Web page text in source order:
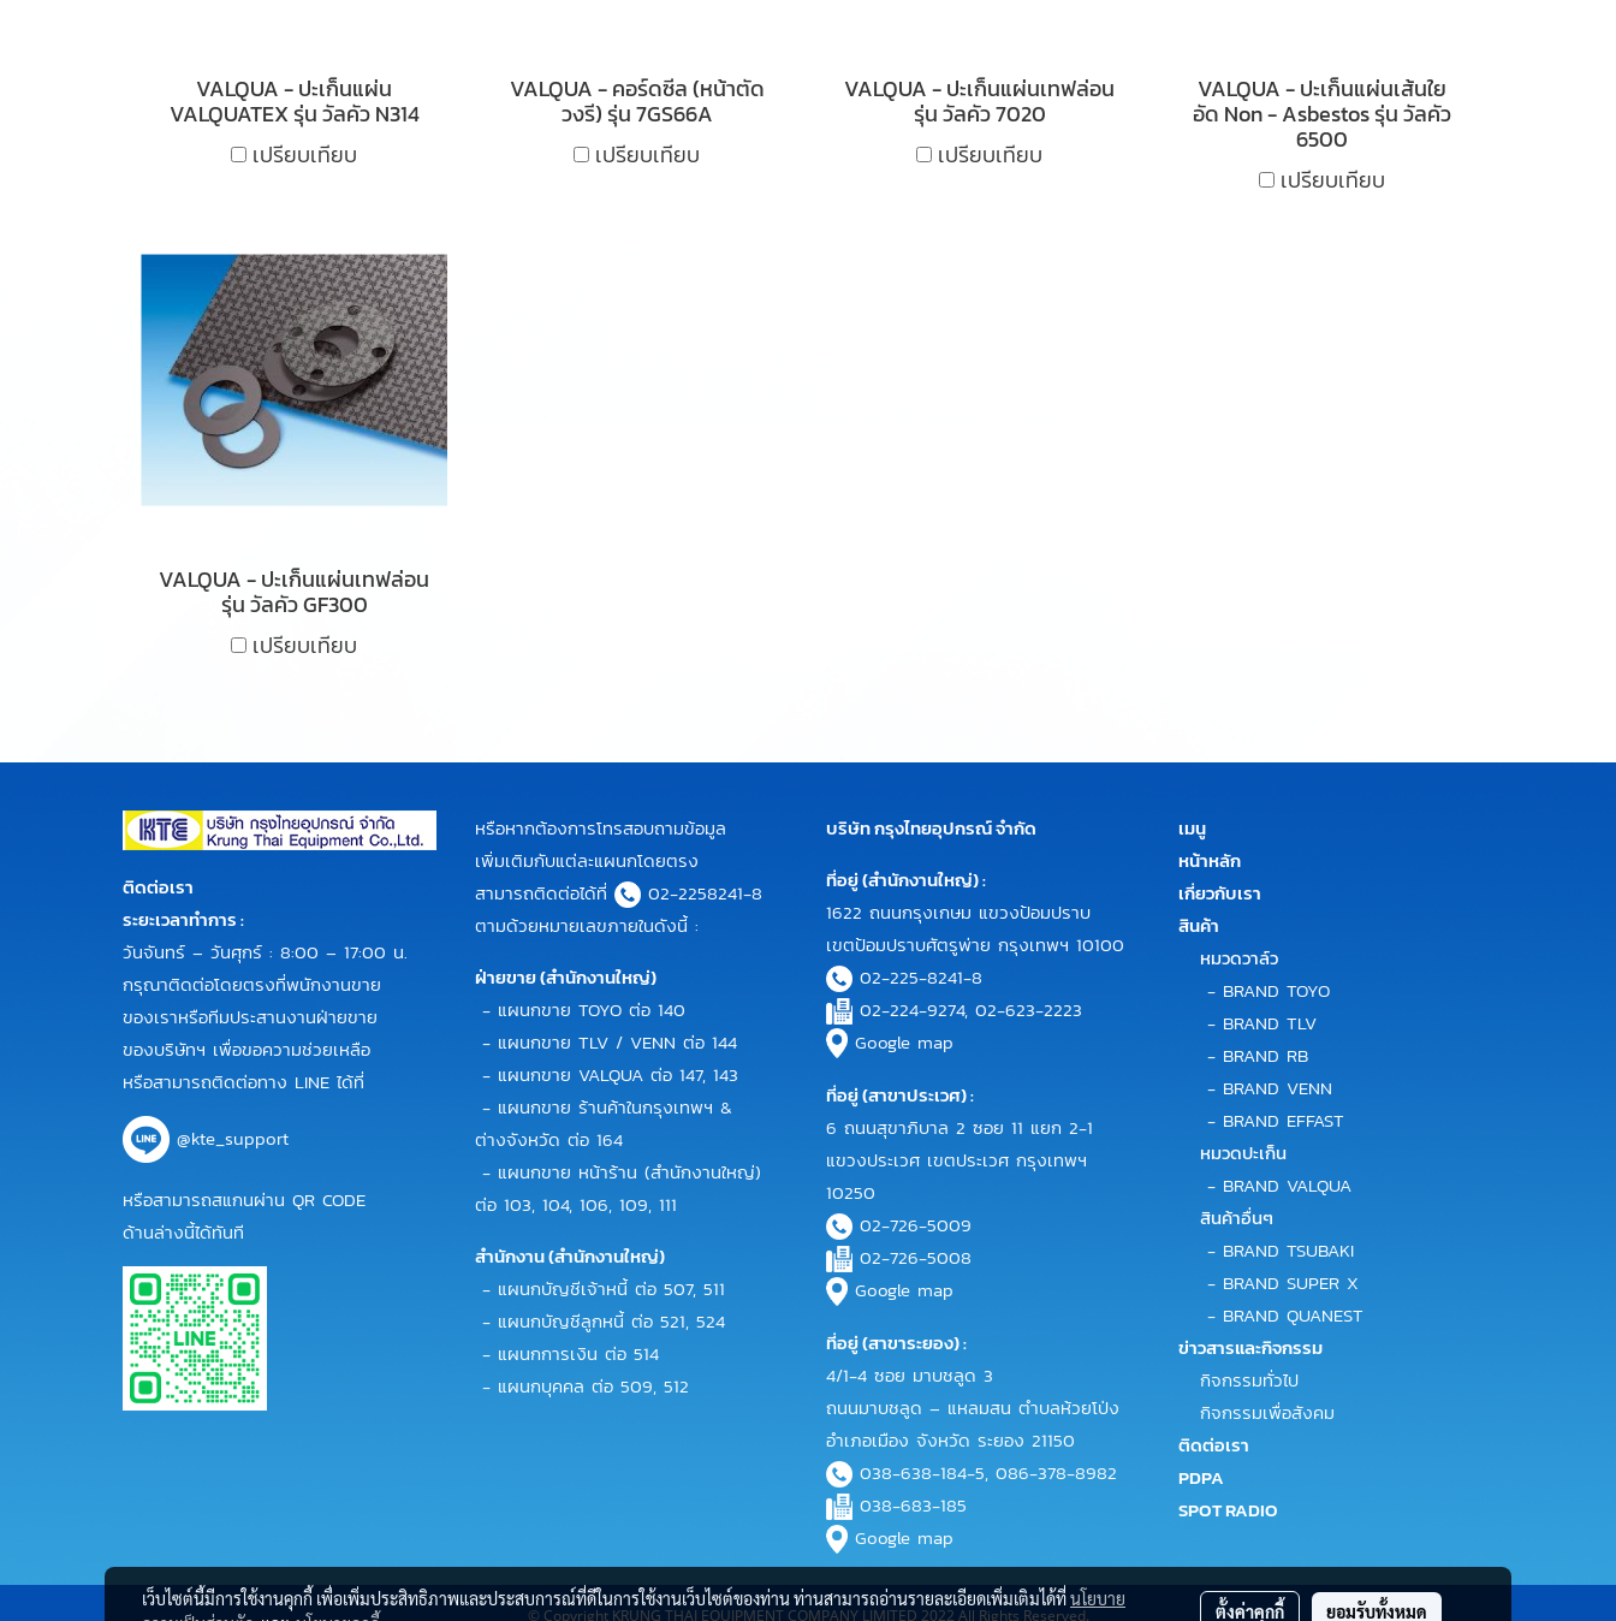
VALQUA - ปะเก็นแผ่น
VALQUATEX รุ่น วัลคัว N314
เปรียบเทียบ
VALQUA - คอร์ดซีล (หน้าตัด
วงรี) รุ่น 7GS66A
เปรียบเทียบ
VALQUA - ปะเก็นแผ่นเทฟล่อน
รุ่น วัลคัว 7020
เปรียบเทียบ
VALQUA - ปะเก็นแผ่นเส้นใย
อัด Non - Asbestos รุ่น วัลคัว
6500
เปรียบเทียบ
VALQUA - ปะเก็นแผ่นเทฟล่อน
รุ่น วัลคัว GF300
เปรียบเทียบ
ติดต่อเรา
ระยะเวลาทำการ :
วันจันทร์ – วันศุกร์ : 8:00 – 17:00 น.
กรุณาติดต่อโดยตรงที่พนักงานขาย
ของเราหรือทีมประสานงานฝ่ายขาย
ของบริษัทฯ เพื่อขอความช่วยเหลือ
หรือสามารถติดต่อทาง LINE ได้ที่
@kte_support
หรือสามารถสแกนผ่าน QR CODE
ด้านล่างนี้ได้ทันที
หรือหากต้องการโทรสอบถามข้อมูล
เพิ่มเติมกับแต่ละแผนกโดยตรง
สามารถติดต่อได้ที่
02-2258241-8
ตามด้วยหมายเลขภายในดังนี้ :
ฝ่ายขาย (สำนักงานใหญ่)
- แผนกขาย TOYO ต่อ 140
- แผนกขาย TLV / VENN ต่อ 144
- แผนกขาย VALQUA ต่อ 147, 143
- แผนกขาย ร้านค้าในกรุงเทพฯ &
ต่างจังหวัด ต่อ 164
- แผนกขาย หน้าร้าน (สำนักงานใหญ่)
ต่อ 103, 104, 106, 109, 111
สำนักงาน (สำนักงานใหญ่)
- แผนกบัญชีเจ้าหนี้ ต่อ 507, 511
- แผนกบัญชีลูกหนี้ ต่อ 521, 524
- แผนกการเงิน ต่อ 514
- แผนกบุคคล ต่อ 509, 512
บริษัท กรุงไทยอุปกรณ์ จำกัด
ที่อยู่ (สำนักงานใหญ่) :
1622 ถนนกรุงเกษม แขวงป้อมปราบ
เขตป้อมปราบศัตรูพ่าย กรุงเทพฯ 10100
02-225-8241-8
02-224-9274, 02-623-2223
Google map
ที่อยู่ (สาขาประเวศ) :
6 ถนนสุขาภิบาล 2 ซอย 11 แยก 2-1
แขวงประเวศ เขตประเวศ กรุงเทพฯ
10250
02-726-5009
02-726-5008
Google map
ที่อยู่ (สาขาระยอง) :
4/1-4 ซอย มาบชลูด 3
ถนนมาบชลูด – แหลมสน ตำบลห้วยโป่ง
อำเภอเมือง จังหวัด ระยอง 21150
038-638-184-5, 086-378-8982
038-683-185
Google map
เมนู
หน้าหลัก
เกี่ยวกับเรา
สินค้า
หมวดวาล์ว
- BRAND TOYO
- BRAND TLV
- BRAND RB
- BRAND VENN
- BRAND EFFAST
หมวดปะเก็น
- BRAND VALQUA
สินค้าอื่นๆ
- BRAND TSUBAKI
- BRAND SUPER X
- BRAND QUANEST
ข่าวสารและกิจกรรม
กิจกรรมทั่วไป
กิจกรรมเพื่อสังคม
ติดต่อเรา
PDPA
SPOT RADIO
© Copyright KRUNG THAI EQUIPMENT COMPANY LIMITED 2022 All Rights Reserved.
เว็บไซต์นี้มีการใช้งานคุกกี้ เพื่อเพิ่มประสิทธิภาพและประสบการณ์ที่ดีในการใช้งานเว็บไซต์ของท่าน ท่านสามารถอ่านรายละเอียดเพิ่มเติมได้ที่นโยบาย
ตั้งค่าคุกกี้ ยอมรับทั้งหมด